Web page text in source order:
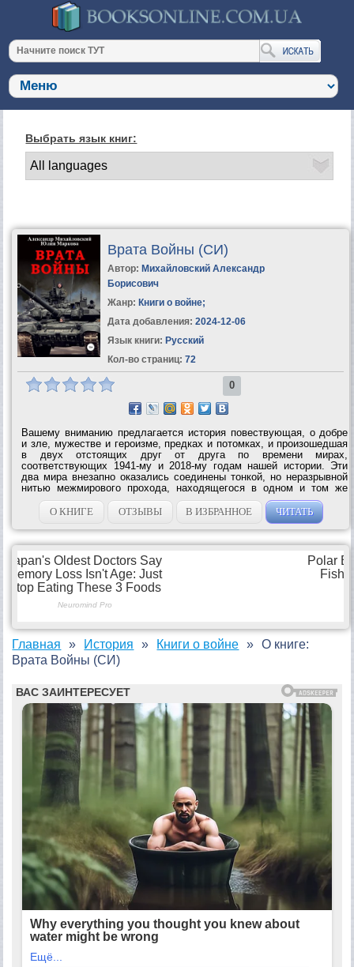
Выбрать язык книг:
Врата Войны (СИ)
Автор: Михайловский Александр
Борисович
Жанр: Книги о войне;
Дата добавления: 2024-12-06
Язык книги: Русский
Кол-во страниц: 72
0
Вашему вниманию предлагается история повествующая, о добре
и зле, мужестве и героизме, предках и потомках, и произошедшая
в двух отстоящих друг от друга по времени мирах,
соответствующих 1941-му и 2018-му годам нашей истории. Эти
два мира внезапно оказались соединены тонкой, но неразрывной
нитью межмирового прохода, находящегося в одном и том же
месте земной поверхности. К чему приведет столкновение
современной России с гитлеровской...
О КНИГЕ ОТЗЫВЫ В ИЗБРАННОЕ ЧИТАТЬ
Главная История Книги о войне
О книге:
Врата Войны (СИ)